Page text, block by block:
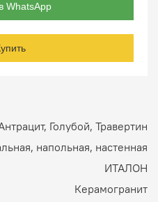
WhatsApp
Голубой, Травертин
напольная, настенная
ИТАЛОН
Керамогранит